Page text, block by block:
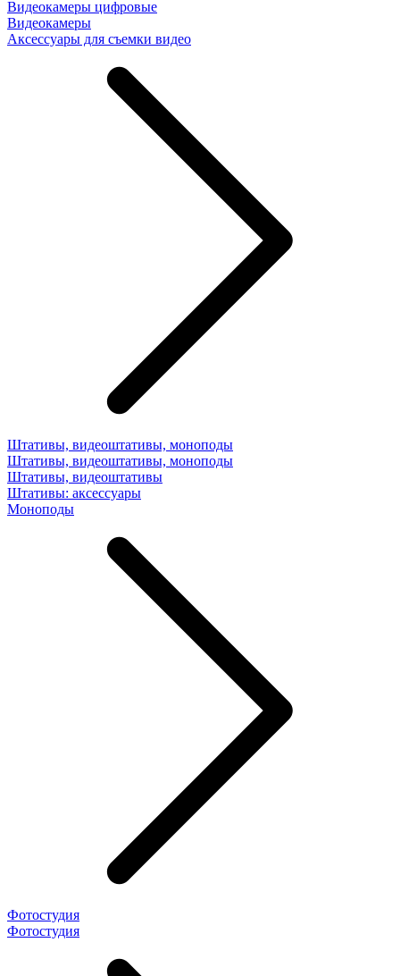
Видеокамеры цифровые
Видеокамеры
Аксессуары для съемки видео
Штативы, видеоштативы, моноподы
Штативы, видеоштативы, моноподы
Штативы, видеоштативы
Штативы: аксессуары
Моноподы
Фотостудия
Фотостудия